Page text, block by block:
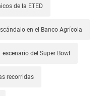
de la ETED
en el Banco Agrícola
escenario del Super Bowl
recorridas